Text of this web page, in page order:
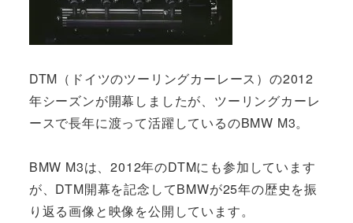
DTM（ドイツのツーリングカーレース）の2012
年シーズンが開幕しましたが、ツーリングカーレ
ースで長年に渡って活躍しているのBMW M3。
BMW M3は、2012年のDTMにも参加しています
が、DTM開幕を記念してBMWが25年の歴史を振
り返る画像と映像を公開しています。